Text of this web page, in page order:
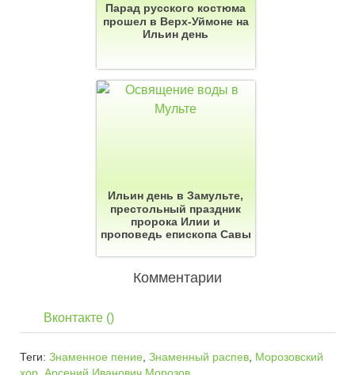
Парад русского костюма
прошел в Верх-Уймоне на
Ильин день
Ильин день в Замульте,
престольный праздник
пророка Илии и
проповедь епископа Савы
Комментарии
Вконтакте ()
Теги: Знаменное пение Знаменный распев Морозовский
хор Арсений Иванович Морозов